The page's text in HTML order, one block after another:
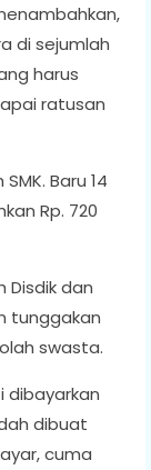
di sejumlah
harus
ratusan
Baru 14
Rp. 720
Disdik dan
tunggakan
swasta.
dibayarkan
dibuat
cuma